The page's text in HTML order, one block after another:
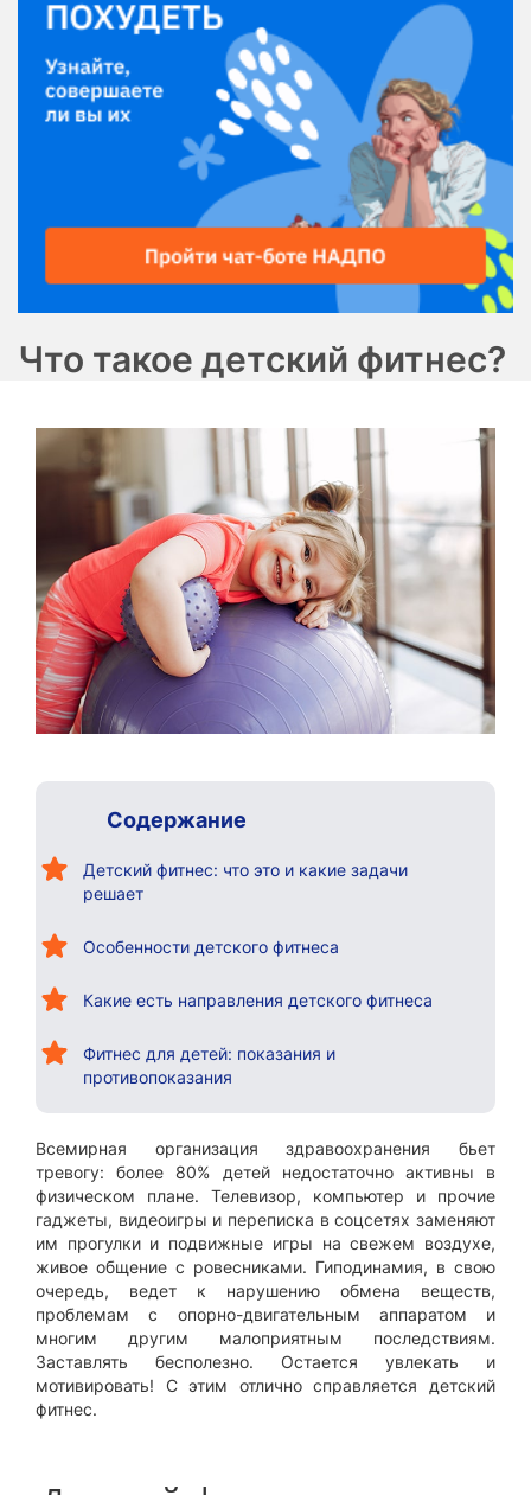
Что такое детский фитнес?
Содержание
Детский фитнес: что это и какие задачи
решает
Особенности детского фитнеса
Какие есть направления детского фитнеса
Фитнес для детей: показания и
противопоказания
Всемирная организация здравоохранения бьет
тревогу: более 80% детей недостаточно активны в
физическом плане. Телевизор, компьютер и прочие
гаджеты, видеоигры и переписка в соцсетях заменяют
им прогулки и подвижные игры на свежем воздухе,
живое общение с ровесниками. Гиподинамия, в свою
очередь, ведет к нарушению обмена веществ,
проблемам с опорно-двигательным аппаратом и
многим другим малоприятным последствиям.
Заставлять бесполезно. Остается увлекать и
мотивировать! С этим отлично справляется детский
фитнес.